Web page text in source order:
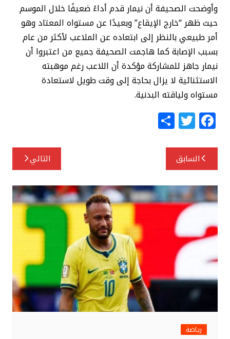
وأوضحت الصحيفة أن نيمار قدم أداءً ضعيفًا خلال الموسم
حيث ظهر “خارج الإيقاع” وبعيدًا عن مستواه المعتاد وهو
أمر طبيعي بالنظر إلى ابتعاده عن الملاعب لأكثر من عام
بسبب الإصابة كما هاجمت الصحيفة جميع من اعتبروا أن
نيمار جاهز للمشاركة مؤكدة أن اللاعب رغم موهبته
الاستثنائية لا يزال بحاجة إلى وقت طويل لاستعادة
مستواه ولياقته البدنية.
F
a
c
e
b
o
o
k
T
w
itt
e
r
S
h
تصفّح
المقالات
السابق التالي
رياضة